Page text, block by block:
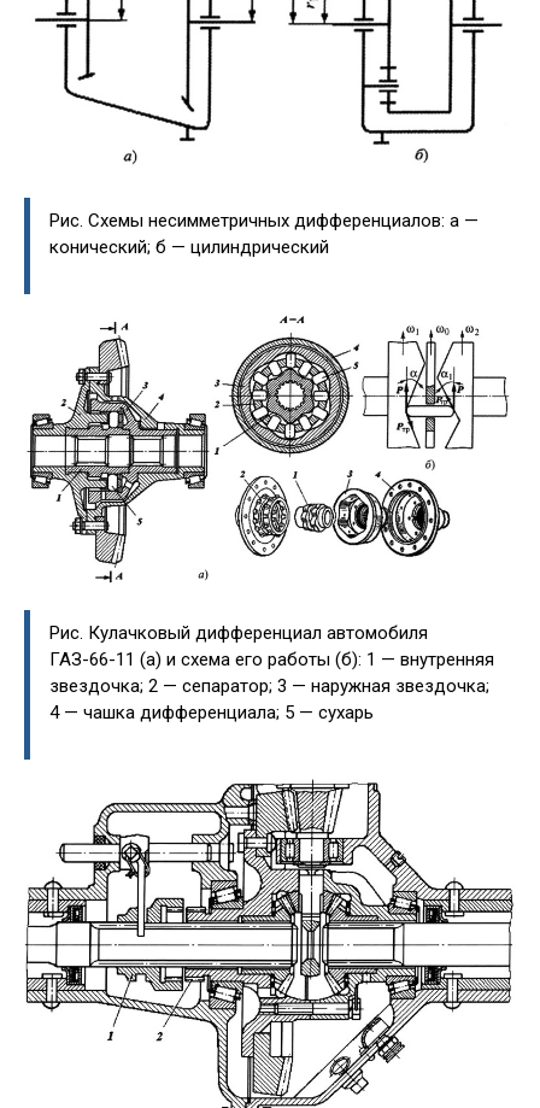
Рис. Схемы несимметричных дифференциалов: а —
конический; б — цилиндрический
Рис. Кулачковый дифференциал автомобиля
ГАЗ-66-11 (а) и схема его работы (б): 1 — внутренняя
звездочка; 2 — сепаратор; 3 — наружная звездочка;
4 — чашка дифференциала; 5 — сухарь